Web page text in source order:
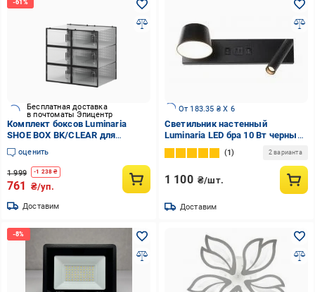
Бесплатная доставка
в почтоматы Эпицентр
Комплект боксов Luminaria
SHOE BOX BK/CLEAR для
хранения обуви S 6 шт.
(22873940)
оценить
1 999 -1 238 ₴
761 ₴/уп.
Доставим
От 183.35 ₴ X 6
Светильник настенный
Luminaria LED бра 10 Вт черный
EDGE 10W BLACK
1 2 варианта
1 100 ₴/шт.
Доставим